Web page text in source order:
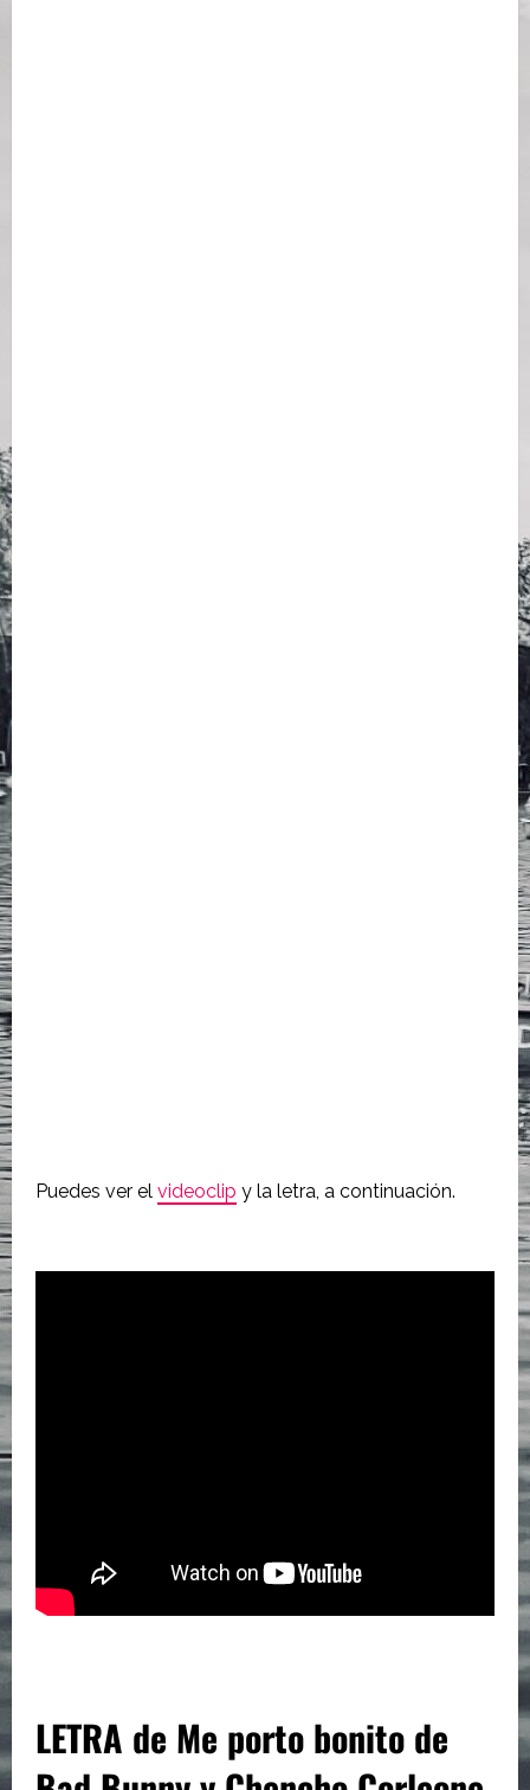
Puedes ver el videoclip y la letra, a continuación.
LETRA de Me porto bonito de